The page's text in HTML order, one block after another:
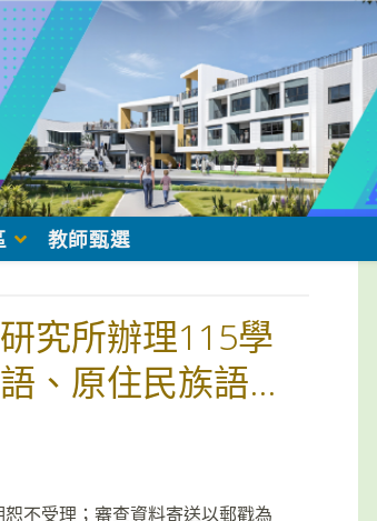
教師甄選
究所辦理115學
、原住民族語
不受理；審查資料寄送以郵戳為